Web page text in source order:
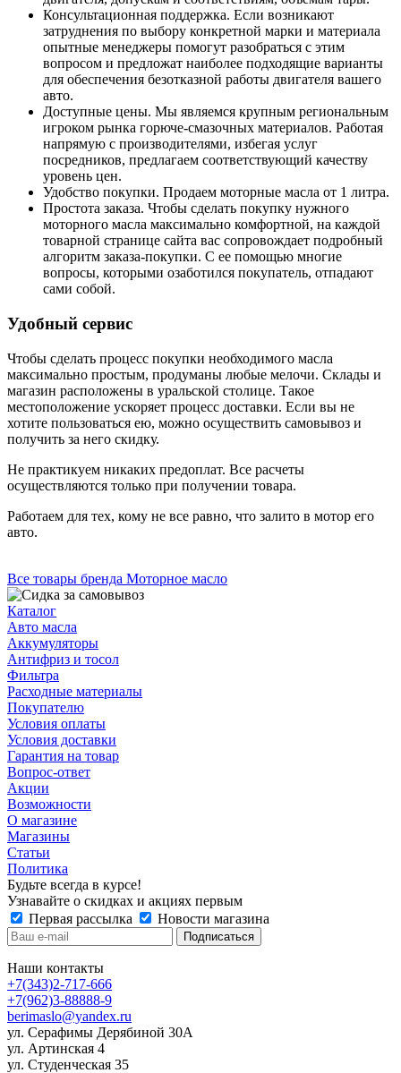
Консультационная поддержка. Если возникают
затруднения по выбору конкретной марки и материала
опытные менеджеры помогут разобраться с этим
вопросом и предложат наиболее подходящие варианты
для обеспечения безотказной работы двигателя вашего
авто.
Доступные цены. Мы являемся крупным региональным
игроком рынка горюче-смазочных материалов. Работая
напрямую с производителями, избегая услуг
посредников, предлагаем соответствующий качеству
уровень цен.
Удобство покупки. Продаем моторные масла от 1 литра.
Простота заказа. Чтобы сделать покупку нужного
моторного масла максимально комфортной, на каждой
товарной странице сайта вас сопровождает подробный
алгоритм заказа-покупки. С ее помощью многие
вопросы, которыми озаботился покупатель, отпадают
сами собой.
Удобный сервис
Чтобы сделать процесс покупки необходимого масла
максимально простым, продуманы любые мелочи. Склады и
магазин расположены в уральской столице. Такое
местоположение ускоряет процесс доставки. Если вы не
хотите пользоваться ею, можно осуществить самовывоз и
получить за него скидку.
Не практикуем никаких предоплат. Все расчеты
осуществляются только при получении товара.
Работаем для тех, кому не все равно, что залито в мотор его
авто.
Все товары бренда Моторное масло
Каталог
Авто масла
Аккумуляторы
Антифриз и тосол
Фильтра
Расходные материалы
Покупателю
Условия оплаты
Условия доставки
Гарантия на товар
Вопрос-ответ
Акции
Возможности
О магазине
Магазины
Статьи
Политика
Будьте всегда в курсе!
Узнавайте о скидках и акциях первым
Первая рассылка
Новости магазина
Наши контакты
+7(343)2-717-666
+7(962)3-88888-9
berimaslo@yandex.ru
ул. Серафимы Дерябиной 30А
ул. Артинская 4
ул. Студенческая 35